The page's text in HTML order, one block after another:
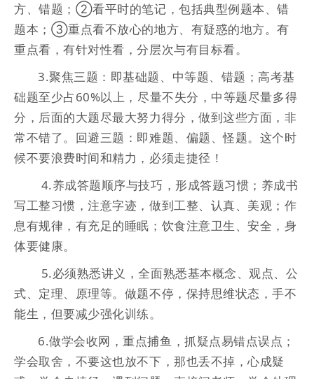
方、错题；②看平时的笔记，包括典型例题本、错
题本；③重点看不放心的地方、有疑惑的地方。有
重点看，有针对性看，分层次与有目标看。
3.聚焦三题：即基础题、中等题、错题；高考基
础题至少占60%以上，尽量不失分，中等题尽量多得
分，后面的大题尽最大努力得分，做到这些方面，非
常不错了。回避三题：即难题、偏题、怪题。这个时
候不要浪费时间和精力，必须走捷径！
4.养成答题顺序与技巧，形成答题习惯；养成书
写工整习惯，注意字迹，做到工整、认真、美观；作
息有规律，有充足的睡眠；饮食注意卫生、安全，身
体要健康。
5.必须熟悉讲义，全面熟悉基本概念、观点、公
式、定理、原理等。做题不停，保持思维状态，手不
能生，但要减少强化训练。
6.做学会收网，重点捕鱼，抓疑点易错点误点；
学会取舍，不要这也放不下，那也丢不掉，心成疑